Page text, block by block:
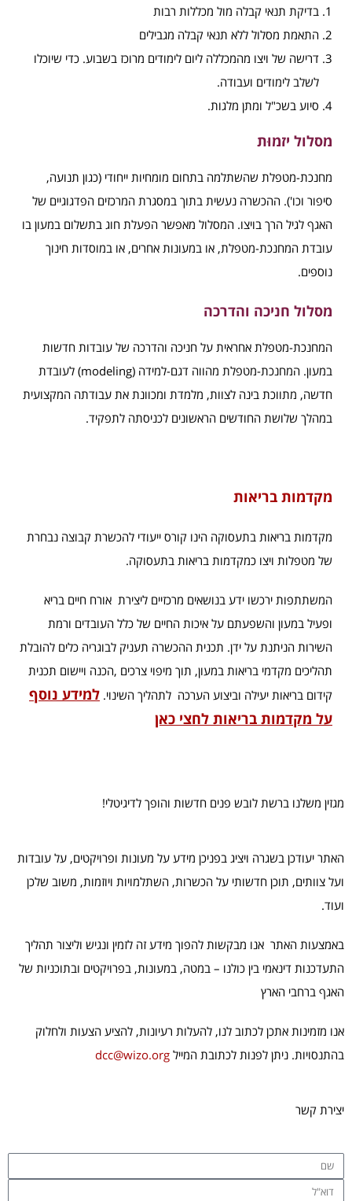
בדיקת תנאי קבלה מול מכללות רבות
התאמת מסלול ללא תנאי קבלה מגבילים
דרישה של ויצו מהמכללה ליום לימודים מרוכז בשבוע. כדי שיוכלו
לשלב לימודים ועבודה.
סיוע בשכ"ל ומתן מלגות.
מסלול יזמוּת
מחנכת-מטפלת שהשתלמה בתחום מומחיות ייחודי (כגון תנועה,
סיפור וכו'). ההכשרה נעשית בתוך במסגרת המרכזים הפדגוגיים של
האגף לגיל הרך בויצו. המסלול מאפשר הפעלת חוג בתשלום במעון בו
עובדת המחנכת-מטפלת, או במעונות אחרים, או במוסדות חינוך
נוספים.
מסלול חניכה והדרכה
המחנכת-מטפלת אחראית על חניכה והדרכה של עובדות חדשות
במעון. המחנכת-מטפלת מהווה דגם-למידה (modeling) לעובדת
חדשה, מתווכת בינה לצוות, מלמדת ומכוונת את עבודתה המקצועית
במהלך שלושת החודשים הראשונים לכניסתה לתפקיד.
מקדמות בריאות
מקדמות בריאות בתעסוקה הינו קורס ייעודי להכשרת קבוצה נבחרת
של מטפלות ויצו כמקדמות בריאות בתעסוקה.
המשתתפות ירכשו ידע בנושאים מרכזיים ליצירת אורח חיים בריא
ופעיל במעון והשפעתם על איכות החיים של כלל העובדים ורמת
השירות הניתנת על ידן. תכנית ההכשרה תעניק לבוגריה כלים להובלת
תהליכים מקדמי בריאות במעון, תוך מיפוי צרכים ,הכנה ויישום תכנית
קידום בריאות יעילה וביצוע הערכה לתהליך השינוי. למידע נוסף
על מקדמות בריאות לחצי כאן
מגזין משלנו ברשת לובש פנים חדשות והופך לדיגיטלי!
האתר יעודכן בשגרה ויציג בפניכן מידע על מעונות ופרויקטים, על עובדות
ועל צוותים, תוכן חדשותי על הכשרות, השתלמויות ויוזמות, משוב שלכן
ועוד.
באמצעות האתר אנו מבקשות להפוך מידע זה לזמין ונגיש וליצור תהליך
התעדכנות דינאמי בין כולנו – במטה, במעונות, בפרויקטים ובתוכניות של
האגף ברחבי הארץ
אנו מזמינות אתכן לכתוב לנו, להעלות רעיונות, להציע הצעות ולחלוק
בהתנסויות. ניתן לפנות לכתובת המייל dcc@wizo.org
יצירת קשר